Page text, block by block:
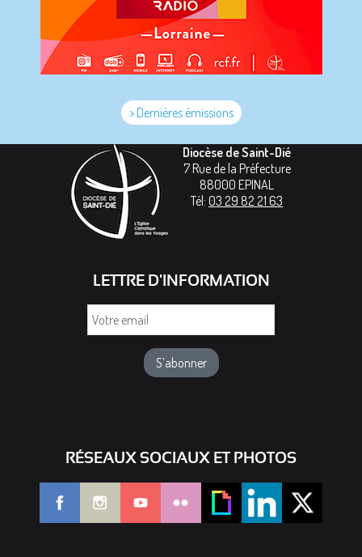
> Dernières émissions
Diocèse de Saint-Dié
7 Rue de la Préfecture
88000 EPINAL
Tél: 03 29 82 21 63
LETTRE D'INFORMATION
RÉSEAUX SOCIAUX ET PHOTOS